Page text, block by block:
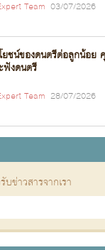
Team 03/07/2026
ยชน์ของดนตรีต่อลูกน้อ
ฟังดนตรี
Team 28/07/2026
ข่าวสารจากเรา